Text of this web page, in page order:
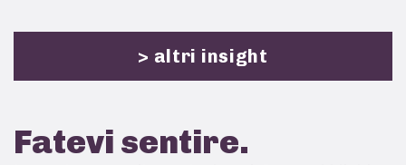
> altri insight
Fatevi sentire.